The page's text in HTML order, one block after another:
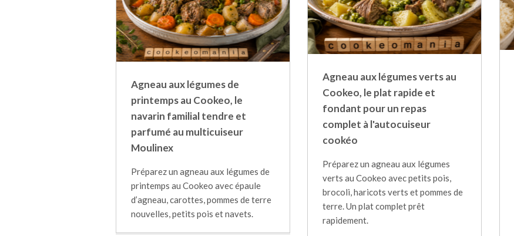
Agneau aux légumes verts au
Cookeo, le plat rapide et
fondant pour un repas
complet à l'autocuiseur
cookéo
Préparez un agneau aux légumes
verts au Cookeo avec petits pois,
brocoli, haricots verts et pommes de
terre. Un plat complet prêt
rapidement.
Agneau aux légumes de
printemps au Cookeo, le
navarin familial tendre et
parfumé au multicuiseur
Moulinex
Préparez un agneau aux légumes de
printemps au Cookeo avec épaule
d’agneau, carottes, pommes de terre
nouvelles, petits pois et navets.